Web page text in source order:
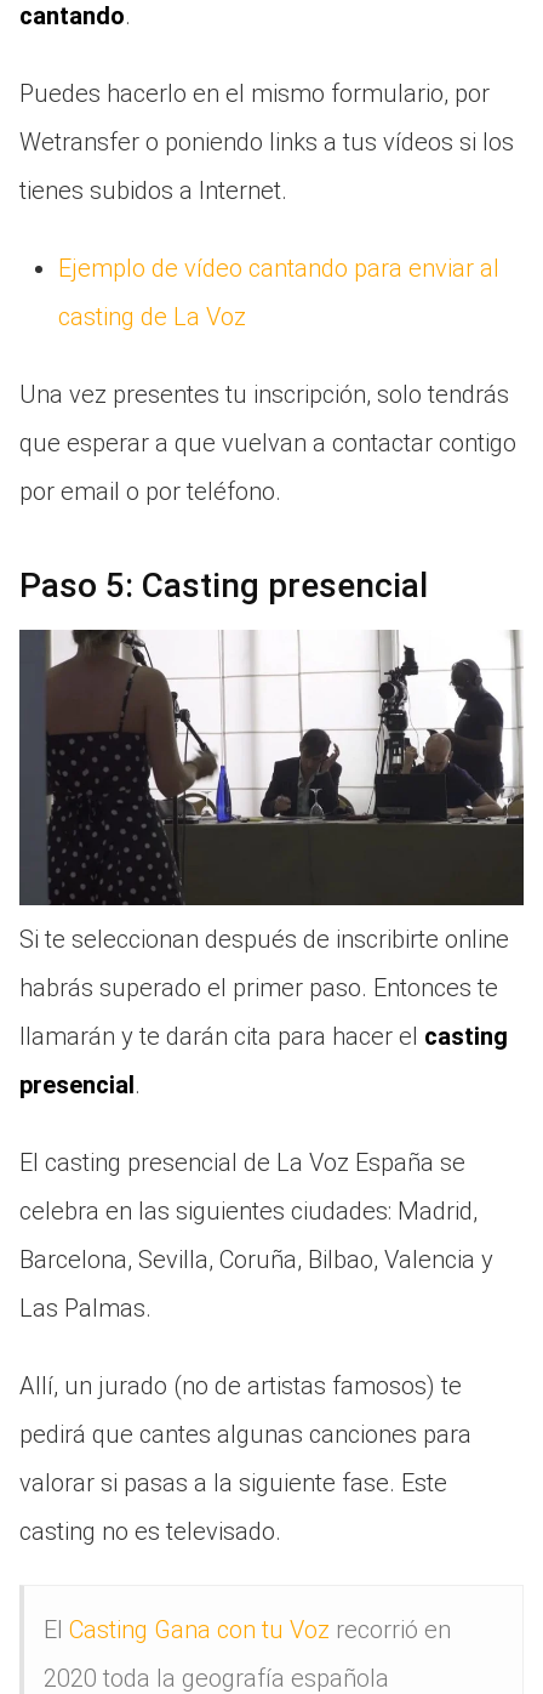
cantando.
Puedes hacerlo en el mismo formulario, por
Wetransfer o poniendo links a tus vídeos si los
tienes subidos a Internet.
Ejemplo de vídeo cantando para enviar al
casting de La Voz
Una vez presentes tu inscripción, solo tendrás
que esperar a que vuelvan a contactar contigo
por email o por teléfono.
Paso 5: Casting presencial
Si te seleccionan después de inscribirte online
habrás superado el primer paso. Entonces te
llamarán y te darán cita para hacer el casting
presencial.
El casting presencial de La Voz España se
celebra en las siguientes ciudades: Madrid,
Barcelona, Sevilla, Coruña, Bilbao, Valencia y
Las Palmas.
Allí, un jurado (no de artistas famosos) te
pedirá que cantes algunas canciones para
valorar si pasas a la siguiente fase. Este
casting no es televisado.
El Casting Gana con tu Voz recorrió en
2020 toda la geografía española